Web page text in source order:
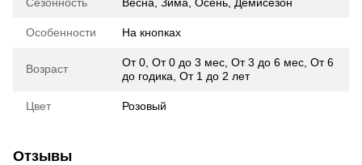
Особенности На кнопках
Возраст От 0 От 0 до 3 мес От 3 до 6 мес От 6
до годика От 1 до 2 лет
Цвет Розовый
Отзывы